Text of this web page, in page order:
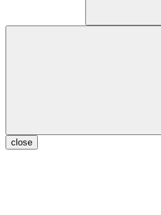
close